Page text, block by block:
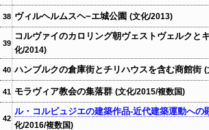
38 ヴィルヘルムスヘ−エ城公園 (文化/2013)
39
コルヴァイのカロリング朝ヴェストヴェルクと
化/2014)
40 ハンブルクの倉庫街とチリハウスを含む商館街 (
41 モラヴィア教会の集落群 (文化/2015/複数国)
42
ル・コルビュジエの建築作品‐近代建築運動への
化/2016/複数国)